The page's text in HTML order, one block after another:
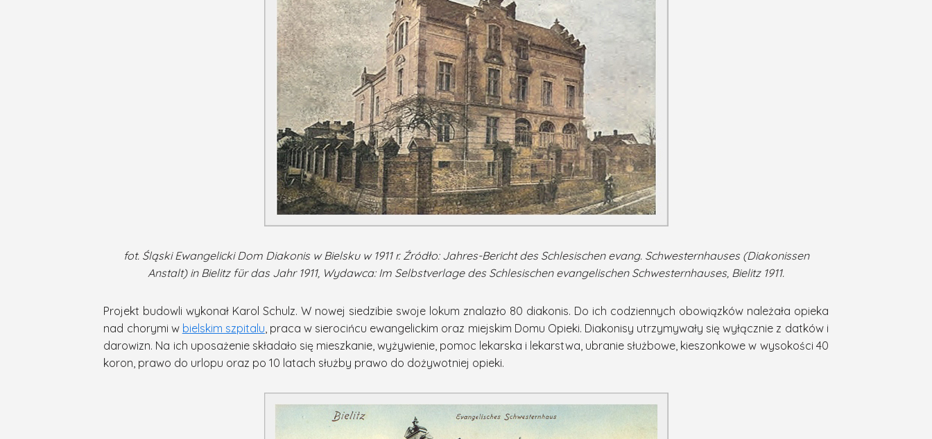
fot. Śląski Ewangelicki Dom Diakonis w Bielsku w 1911 r. Źródło: Jahres-Bericht des Schlesischen evang. Schwesternhauses (Diakonissen
Anstalt) in Bielitz für das Jahr 1911, Wydawca: Im Selbstverlage des Schlesischen evangelischen Schwesternhauses, Bielitz 1911.
Projekt budowli wykonał Karol Schulz. W nowej siedzibie swoje lokum znalazło 80 diakonis. Do ich codziennych obowiązków należała opieka
nad chorymi w bielskim szpitalu, praca w sierocińcu ewangelickim oraz miejskim Domu Opieki. Diakonisy utrzymywały się wyłącznie z datków i
darowizn. Na ich uposażenie składało się mieszkanie, wyżywienie, pomoc lekarska i lekarstwa, ubranie służbowe, kieszonkowe w wysokości 40
koron, prawo do urlopu oraz po 10 latach służby prawo do dożywotniej opieki.